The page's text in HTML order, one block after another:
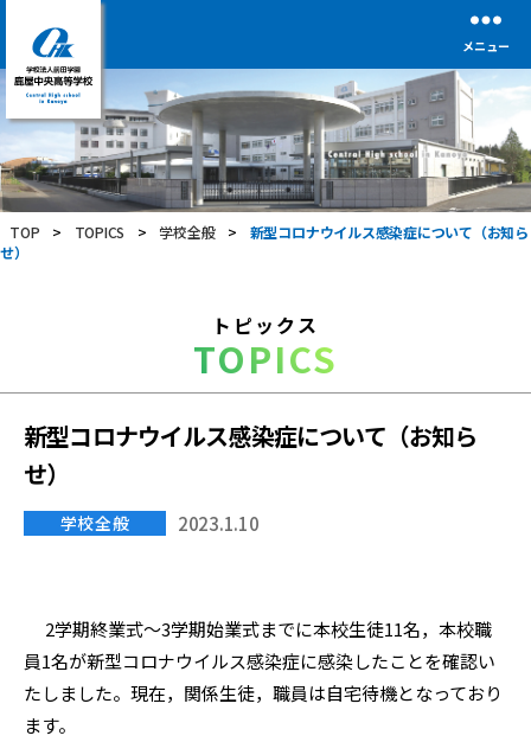
学
校
法
人
前
田
学
高
等
学
校
メニュー
TOP > TOPICS > 学校全般 >
新型コロナウイルス感染症について（お知ら
せ）
トピックス
TOPICS
新型コロナウイルス感染症について（お知ら
せ）
学校全般 2023.1.10
2学期終業式～3学期始業式までに本校生徒11名，本校職
員1名が新型コロナウイルス感染症に感染したことを確認い
たしました。現在，関係生徒，職員は自宅待機となっており
ます。